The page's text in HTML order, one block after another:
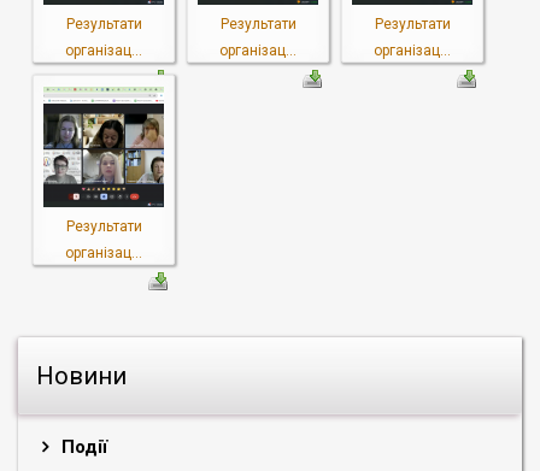
Новини
Події
Результати
організац...
Результати
організац...
Результати
організац...
Результати
організац...